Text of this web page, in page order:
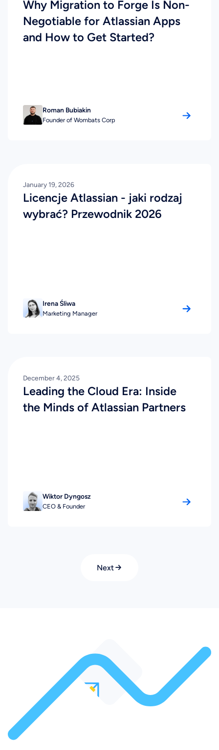
Why Migration to Forge Is Non-
Negotiable for Atlassian Apps
and How to Get Started?
Roman Bubiakin
Founder of Wombats Corp
January 19, 2026
Licencje Atlassian - jaki rodzaj
wybrać? Przewodnik 2026
Irena Śliwa
Marketing Manager
December 4, 2025
Leading the Cloud Era: Inside
the Minds of Atlassian Partners
Wiktor Dyngosz
CEO & Founder
Next